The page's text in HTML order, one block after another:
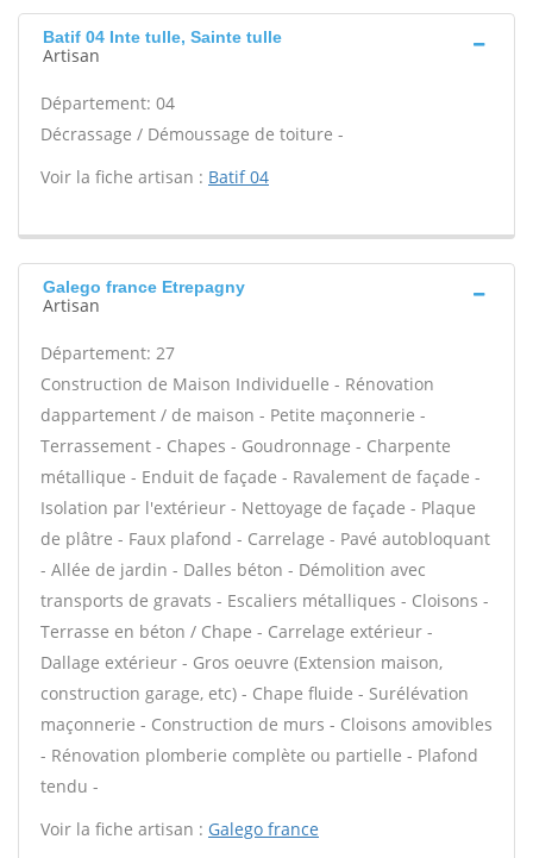
Batif 04 Inte tulle, Sainte tulle
Artisan
Département: 04
Décrassage / Démoussage de toiture -
Voir la fiche artisan : Batif 04
Galego france Etrepagny
Artisan
Département: 27
Construction de Maison Individuelle - Rénovation
dappartement / de maison - Petite maçonnerie -
Terrassement - Chapes - Goudronnage - Charpente
métallique - Enduit de façade - Ravalement de façade -
Isolation par l'extérieur - Nettoyage de façade - Plaque
de plâtre - Faux plafond - Carrelage - Pavé autobloquant
- Allée de jardin - Dalles béton - Démolition avec
transports de gravats - Escaliers métalliques - Cloisons -
Terrasse en béton / Chape - Carrelage extérieur -
Dallage extérieur - Gros oeuvre (Extension maison,
construction garage, etc) - Chape fluide - Surélévation
maçonnerie - Construction de murs - Cloisons amovibles
- Rénovation plomberie complète ou partielle - Plafond
tendu -
Voir la fiche artisan : Galego france